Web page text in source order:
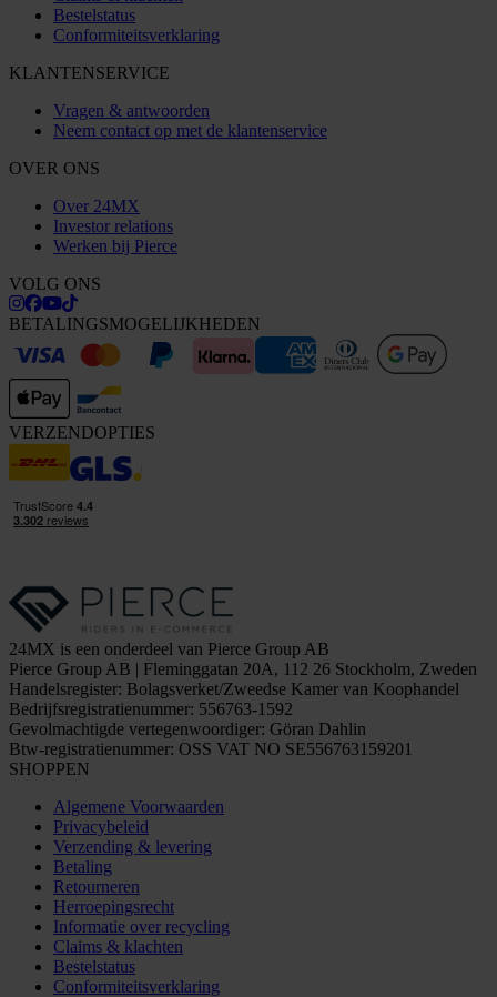
Bestelstatus
Conformiteitsverklaring
KLANTENSERVICE
Vragen & antwoorden
Neem contact op met de klantenservice
OVER ONS
Over 24MX
Investor relations
Werken bij Pierce
VOLG ONS
BETALINGSMOGELIJKHEDEN
VERZENDOPTIES
24MX is een onderdeel van Pierce Group AB
Pierce Group AB | Fleminggatan 20A, 112 26 Stockholm, Zweden
Handelsregister: Bolagsverket/Zweedse Kamer van Koophandel
Bedrijfsregistratienummer: 556763-1592
Gevolmachtigde vertegenwoordiger: Göran Dahlin
Btw-registratienummer: OSS VAT NO SE556763159201
SHOPPEN
Algemene Voorwaarden
Privacybeleid
Verzending & levering
Betaling
Retourneren
Herroepingsrecht
Informatie over recycling
Claims & klachten
Bestelstatus
Conformiteitsverklaring